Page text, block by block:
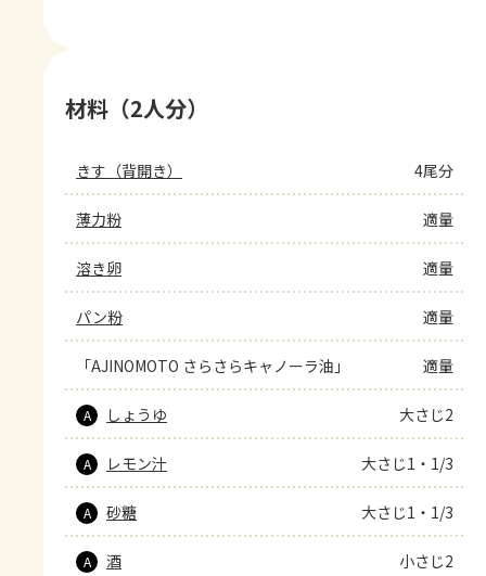
材料（2人分）
きす（背開き） 4尾分
薄力粉 適量
溶き卵 適量
パン粉 適量
「AJINOMOTO さらさらキャノーラ油」 適量
A しょうゆ 大さじ2
A レモン汁 大さじ1・1/3
A 砂糖 大さじ1・1/3
A 酒 小さじ2